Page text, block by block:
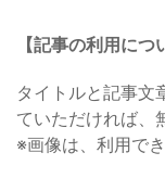
【記事の利用につ
タイトルと記事文
ていただければ、
※画像は、利用で